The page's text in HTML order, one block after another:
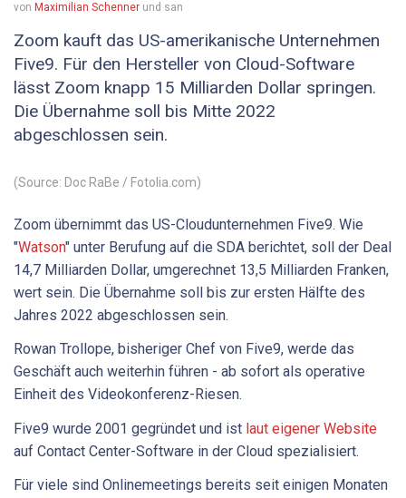
von Maximilian Schenner und san
Zoom kauft das US-amerikanische Unternehmen
Five9. Für den Hersteller von Cloud-Software
lässt Zoom knapp 15 Milliarden Dollar springen.
Die Übernahme soll bis Mitte 2022
abgeschlossen sein.
(Source: Doc RaBe / Fotolia.com)
Zoom übernimmt das US-Cloudunternehmen Five9. Wie
"Watson" unter Berufung auf die SDA berichtet, soll der Deal
14,7 Milliarden Dollar, umgerechnet 13,5 Milliarden Franken,
wert sein. Die Übernahme soll bis zur ersten Hälfte des
Jahres 2022 abgeschlossen sein.
Rowan Trollope, bisheriger Chef von Five9, werde das
Geschäft auch weiterhin führen - ab sofort als operative
Einheit des Videokonferenz-Riesen.
Five9 wurde 2001 gegründet und ist laut eigener Website
auf Contact Center-Software in der Cloud spezialisiert.
Für viele sind Onlinemeetings bereits seit einigen Monaten